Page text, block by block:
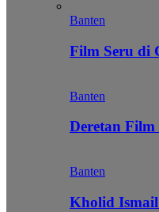
Banten
Film Seru di
Banten
Deretan
Banten
Kholid Ismail